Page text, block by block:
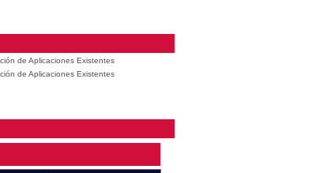
de Aplicaciones Existentes
de Aplicaciones Existentes